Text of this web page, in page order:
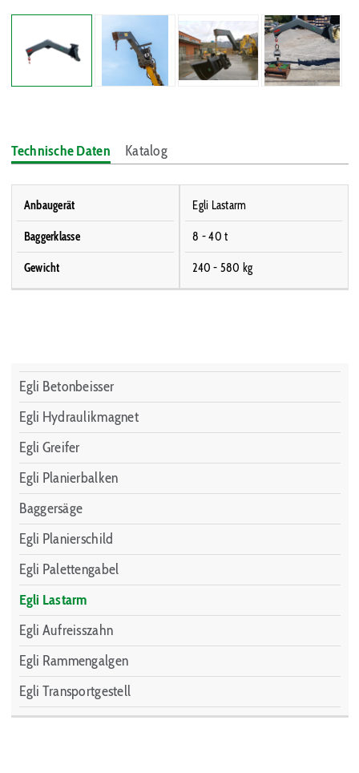
Egli Betonbeisser
Egli Hydraulikmagnet
Egli Greifer
Egli Planierbalken
Baggersäge
Egli Planierschild
Egli Palettengabel
Egli Lastarm
Egli Aufreisszahn
Egli Rammengalgen
Egli Transportgestell
Technische Daten Katalog
Anbaugerät
Baggerklasse
Gewicht
Egli Lastarm
8 - 40 t
240 - 580 kg